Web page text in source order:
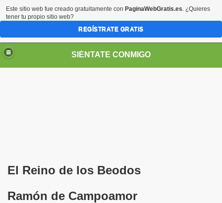
SIÉNTATE CONMIGO
El Reino de los Beodos
Ramón de Campoamor
Este sitio web fue creado gratuitamente con PaginaWebGratis.es. ¿Quieres
tener tu propio sitio web?
REGÍSTRATE GRATIS